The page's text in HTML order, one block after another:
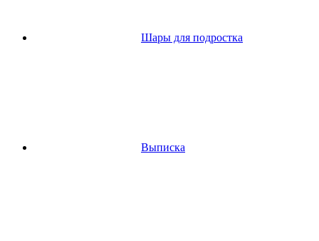
Шары для подростка
Выписка